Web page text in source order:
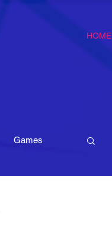
HOME
Games